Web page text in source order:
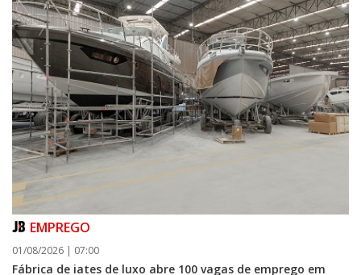
EMPREGO
01/08/2026 | 07:00
Fábrica de iates de luxo abre 100 vagas de emprego em